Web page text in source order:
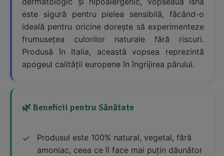
este sigură pentru pielea sensibilă, făcând-o
ideală pentru oricine dorește să experimenteze
frumusețea culorilor naturale fără riscuri.
Produsă în Italia, această vopsea reprezintă
apogeul calității europene în îngrijirea părului.
🌿 Beneficii pentru Sănătate
Produsul este 100% natural, vegetal, fără
amoniac, ceea ce îl face mai puțin dăunător